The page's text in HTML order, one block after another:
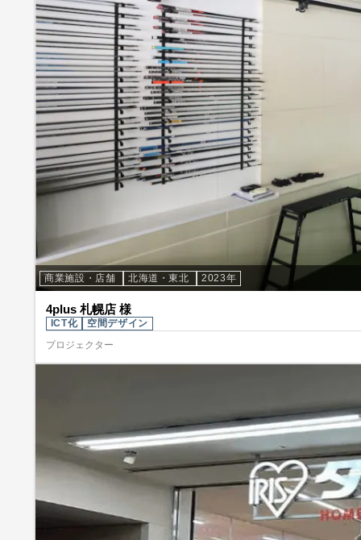
商業施設・店舗 北海道・東北 2023年
4plus 札幌店 様
ICT化
空間デザイン
プロジェクター